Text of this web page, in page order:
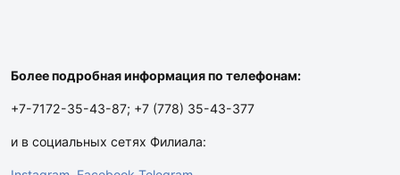
Более подробная информация по телефонам:
+7-7172-35-43-87; +7 (778) 35-43-377
и в социальных сетях Филиала: